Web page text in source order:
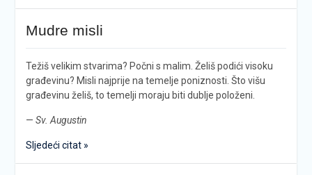
Mudre misli
Težiš velikim stvarima? Počni s malim. Želiš podići visoku
građevinu? Misli najprije na temelje poniznosti. Što višu
građevinu želiš, to temelji moraju biti dublje položeni.
— Sv. Augustin
Sljedeći citat »